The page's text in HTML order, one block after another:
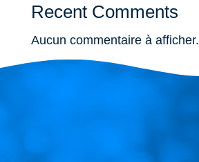
Recent Comments
Aucun commentaire à afficher.